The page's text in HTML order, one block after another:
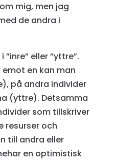
mig, men jag
de andra i
eller ”yttre”.
en kan man
på andra individer
(yttre). Detsamma
som tillskriver
resurser och
till andra eller
en optimistisk